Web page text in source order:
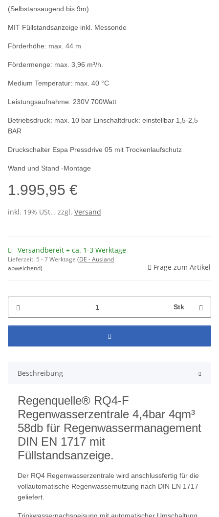
(Selbstansaugend bis 9m)
MIT Füllstandsanzeige inkl. Messonde
Förderhöhe: max. 44 m
Fördermenge: max. 3,96 m³/h.
Medium Temperatur: max. 40 °C
Leistungsaufnahme: 230V 700Watt
Betriebsdruck: max. 10 bar Einschaltdruck: einstellbar 1,5-2,5
BAR
Druckschalter Espa Pressdrive 05 mit Trockenlaufschutz
Wand und Stand -Montage
1.995,95 €
inkl. 19% USt. , zzgl. Versand
Versandbereit + ca. 1-3 Werktage
Lieferzeit: 5 - 7 Werktage (DE - Ausland
abweichend)
Frage zum Artikel
Stk
Beschreibung
Regenquelle® RQ4-F
Regenwasserzentrale 4,4bar 4qm³
58db für Regenwassermanagement
DIN EN 1717 mit
Füllstandsanzeige.
Der RQ4 Regenwasserzentrale wird anschlussfertig für die
vollautomatische Regenwassernutzung nach DIN EN 1717
geliefert.